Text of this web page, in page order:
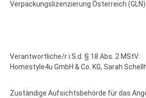
Verpackungslizenzierung Österreich
Verantwortliche/r i.S.d. § 18 Abs. 2 MStV:
Homestyle4u GmbH & Co. KG, Sarah
Zuständige Aufsichtsbehörde für das